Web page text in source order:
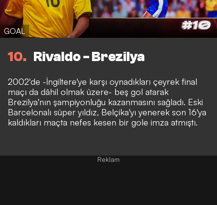
GOAL
10 Rivaldo - Brezilya
2002'de -İngiltere'ye karşı oynadıkları çeyrek final
maçı da dâhil olmak üzere- beş gol atarak
Brezilya'nın şampiyonluğu kazanmasını sağladı. Eski
Barcelonalı süper yıldız, Belçika'yı yenerek son 16'ya
kaldıkları maçta nefes kesen bir gole imza atmıştı.